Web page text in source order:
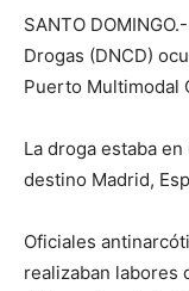
SANTO
Drogas (DNCD)
Puerto Multimodal
La droga estaba
destino Madrid,
Oficiales
realizaban labores